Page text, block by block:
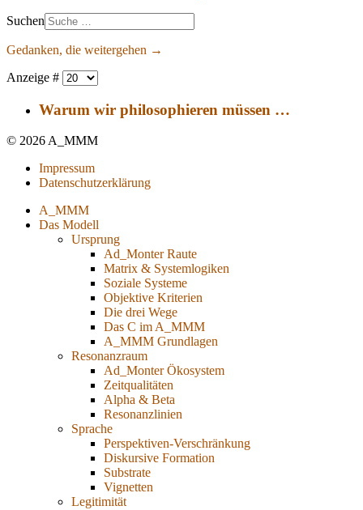
Suchen
Gedanken, die weitergehen →
Anzeige #
Warum wir philosophieren müssen …
© 2026 A_MMM
Impressum
Datenschutzerklärung
A_MMM
Das Modell
Ursprung
Ad_Monter Raute
Matrix & Systemlogiken
Soziale Systeme
Objektive Kriterien
Die drei Wege
Das C im A_MMM
A_MMM Grundlagen
Resonanzraum
Ad_Monter Ökosystem
Zeitqualitäten
Alpha & Beta
Resonanzlinien
Sprache
Perspektiven-Verschränkung
Diskursive Formation
Substrate
Vignetten
Legitimität